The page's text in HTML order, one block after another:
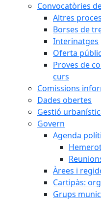
Convocatòries
Altres
Borses de
Interinatges
Oferta
Proves de
curs
Comissions
Dades obertes
Gestió
Govern
Agenda
Àrees i
Cartipàs:
Grups